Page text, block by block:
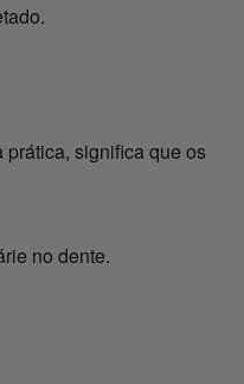
prática, significa que os
no dente.